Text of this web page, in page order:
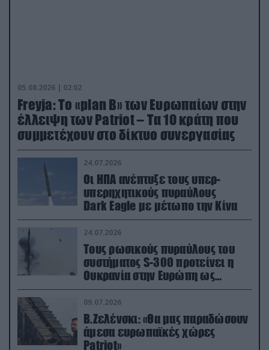
05.08.2026 | 02:02
Freyja: Το «plan Β» των Ευρωπαίων στην
έλλειψη των Patriot – Τα 10 κράτη που
συμμετέχουν στο δίκτυο συνεργασίας
24.07.2026
Οι ΗΠΑ ανέπτυξε τους υπερ-
υπερηχητικούς πυραύλους
Dark Eagle με μέτωπο την Κίνα
24.07.2026
Τους ρωσικούς πυραύλους του
συστήματος S-300 προτείνει η
Ουκρανία στην Ευρώπη ως
αντιβαλλιστικό σύστημα
09.07.2026
Β.Ζελένσκι: «Θα μας παραδώσουν
άμεσα ευρωπαϊκές χώρες
Patriot»